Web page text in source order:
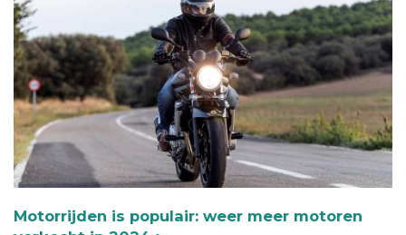
Motorrijden is populair: weer meer motoren